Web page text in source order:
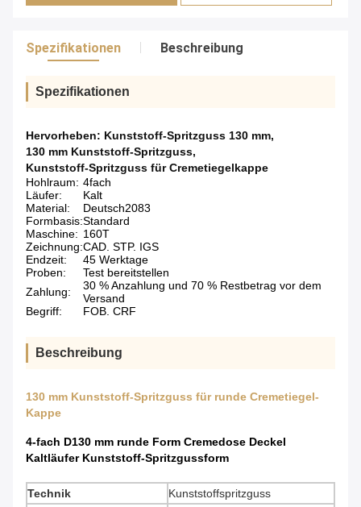
Spezifikationen Beschreibung
Spezifikationen
Hervorheben: Kunststoff-Spritzguss 130 mm,
130 mm Kunststoff-Spritzguss,
Kunststoff-Spritzguss für Cremetiegelkappe
Hohlraum: 4fach
Läufer:
Kalt
Material:
Deutsch2083
Formbasis:Standard
Maschine: 160T
Zeichnung:CAD. STP. IGS
Endzeit:
45 Werktage
Proben:
Test bereitstellen
Zahlung:
30 % Anzahlung und 70 % Restbetrag vor dem
Versand
Begriff:
FOB. CRF
Beschreibung
130 mm Kunststoff-Spritzguss für runde Cremetiegel-
Kappe
4-fach D130 mm runde Form Cremedose Deckel
Kaltläufer Kunststoff-Spritzgussform
Technik
Kunststoffspritzguss